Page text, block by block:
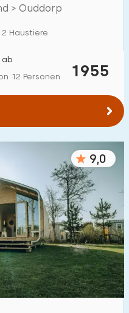
6
2
9
10
> Ouddorp
Haustiere
1955
ab
12 Personen
9,0